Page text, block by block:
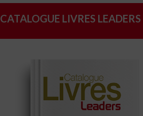
CATALOGUE LIVRES